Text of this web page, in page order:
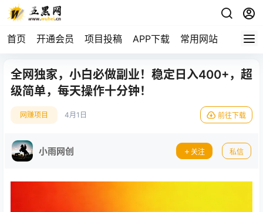
首页 开通会员 项目投稿 APP下载 常用网站
全网独家，小白必做副业！稳定日入400+，超
级简单，每天操作十分钟！
网赚项目 4月1日 前往下载
小雨网创 关注 私信